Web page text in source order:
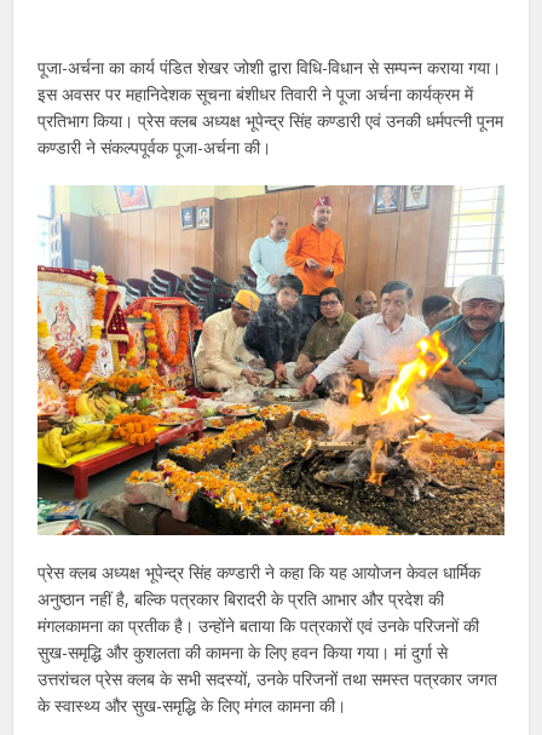
पूजा-अर्चना का कार्य पंडित शेखर जोशी द्वारा विधि-विधान से सम्पन्न कराया गया।
इस अवसर पर महानिदेशक सूचना बंशीधर तिवारी ने पूजा अर्चना कार्यक्रम में
प्रतिभाग किया। प्रेस क्लब अध्यक्ष भूपेन्द्र सिंह कण्डारी एवं उनकी धर्मपत्नी पूनम
कण्डारी ने संकल्पपूर्वक पूजा-अर्चना की।
प्रेस क्लब अध्यक्ष भूपेन्द्र सिंह कण्डारी ने कहा कि यह आयोजन केवल धार्मिक
अनुष्ठान नहीं है, बल्कि पत्रकार बिरादरी के प्रति आभार और प्रदेश की
मंगलकामना का प्रतीक है। उन्होंने बताया कि पत्रकारों एवं उनके परिजनों की
सुख-समृद्धि और कुशलता की कामना के लिए हवन किया गया। मां दुर्गा से
उत्तरांचल प्रेस क्लब के सभी सदस्यों, उनके परिजनों तथा समस्त पत्रकार जगत
के स्वास्थ्य और सुख-समृद्धि के लिए मंगल कामना की।